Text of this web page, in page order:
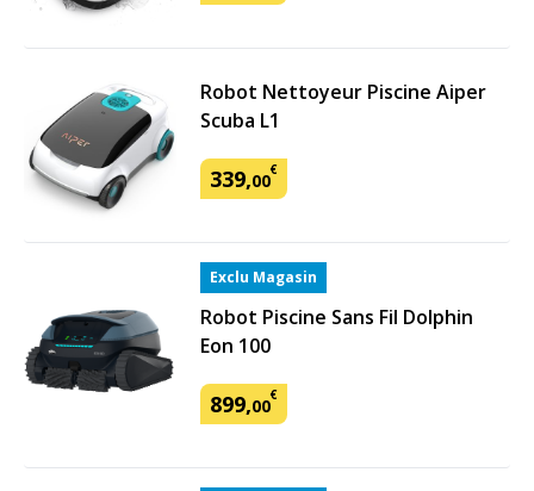
Robot Nettoyeur Piscine Aiper
Scuba L1
339,00€
Exclu Magasin
Robot Piscine Sans Fil Dolphin
Eon 100
899,00€